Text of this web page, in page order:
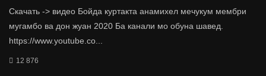
Скачать -> видео Бойда куртакта анамихел мечукум мембри
мугамбо ва дон жуан 2020 Ба канали мо обуна шавед.
https://www.youtube.co...
12 876